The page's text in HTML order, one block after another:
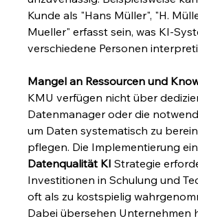
Kunde als "Hans Müller", "H.
Mueller" erfasst sein, was KI-
verschiedene Personen
Mangel an Ressourcen und
KMU verfügen nicht über
Datenmanager oder die
um Daten systematisch zu
pflegen. Die Implementierung
Datenqualität KI Strategie
Investitionen in Schulung und
oft als zu kostspielig
Dabei übersehen Unternehmen